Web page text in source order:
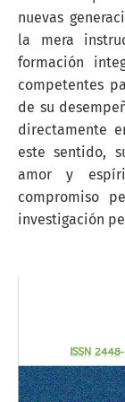
nuevas
la mera
formación
competentes
de su
directamente
este sentido,
amor y
compromiso
investigación